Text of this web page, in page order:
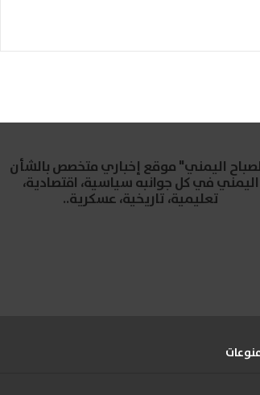
اليمني" موقع إخباري متخصص بالشأن
اليمني في كل جوانبه سياسية، اقتصادية،
تعليمية، تاريخية، عسكرية..